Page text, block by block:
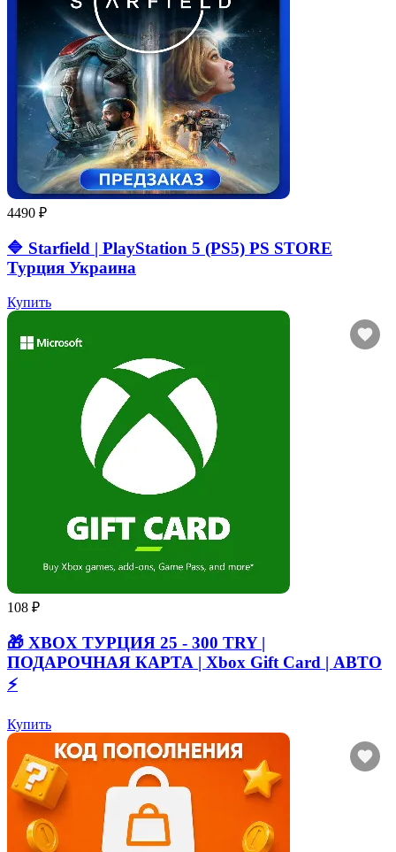
4490 ₽
🔷 Starfield | PlayStation 5 (PS5) PS STORE
Турция Украина
Купить
108 ₽
🎁 XBOX ТУРЦИЯ 25 - 300 TRY |
ПОДАРОЧНАЯ КАРТА | Xbox Gift Card | АВТО
⚡
Купить